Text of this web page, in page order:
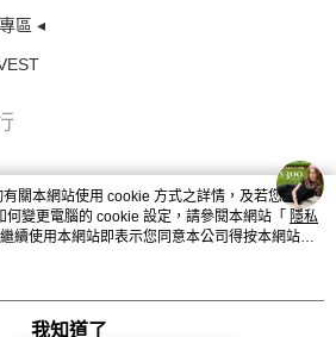
區 ◂
關本網站使用 cookie 方式之詳情，及若您不希
變更電腦的 cookie 設定，請參閱本網站「 隱私
續使用本網站即表示您同意本公司得按本網站使
。
我知道了